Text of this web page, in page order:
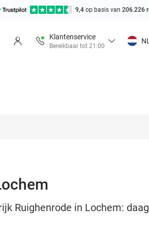
9,4 op basis van 206.226
Klantenservice
Bereikbaar tot 21:00
NL
Ruighenrode in Lochem: